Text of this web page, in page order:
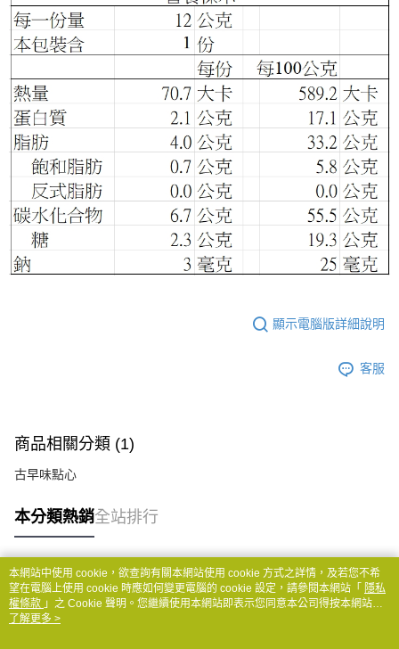
顯示電腦版詳細說明
客服
商品相關分類 (1)
古早味點心
本分類熱銷全站排行
熱門標籤
本網站中使用 cookie，欲查詢有關本網站使用 cookie 方式之詳情，及若您不希
望在電腦上使用 cookie 時應如何變更電腦的 cookie 設定，請參閱本網站「 隱私
權條款 」之 Cookie 聲明。您繼續使用本網站即表示您同意本公司得按本網站使
用條款之 Cookie 聲明使用 cookie。
了解更多 >